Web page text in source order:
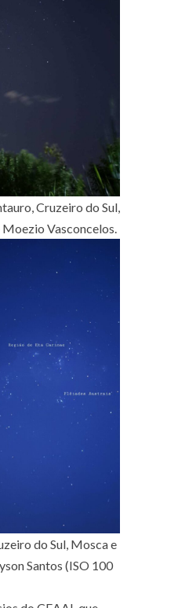
Cruzeiro do Sul,
Vasconcelos.
do Sul, Mosca e
Santos (ISO 100